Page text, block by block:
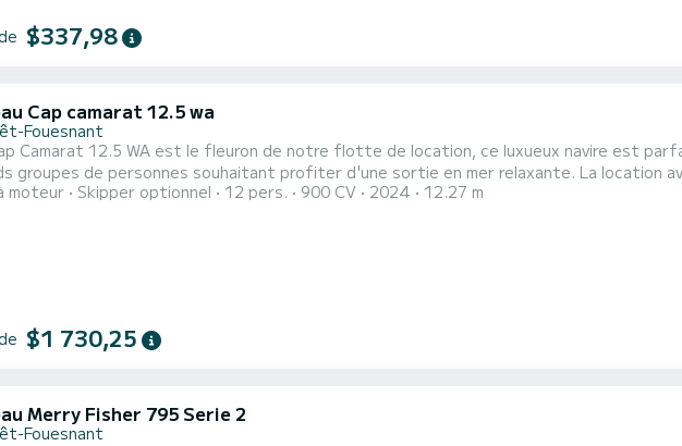
$337,98
Cap camarat 12.5 wa
Fouesnant
Camarat 12.5 WA est le fleuron de notre flotte de location, ce luxueux navire est
de personnes souhaitant profiter d'une sortie en mer relaxante. La location avec skipper est obligatoire.
nous pour plus d'informations.
moteur Skipper optionnel 12 pers. 900 CV 2024 12.27 m
$1 730,25
Merry Fisher 795 Serie 2
Fouesnant